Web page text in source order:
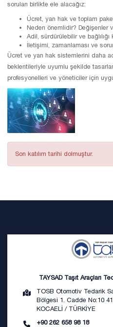
soruları birlikte ele alacağız:
Ücret, yan hak ve toplam
Neden önemlidir? Değişenler
Adil, sürdürülebilir ve bağlılığı
İletişimi, zamanlaması ve
Ücret ve yan hak sistemlerini daha
beklentileriyle uyumlu şekilde
profesyonelleri ve yöneticiler için
Son katılım tarihi dolmuştur.
TAYSAD Taşıt Araçları
TOSB Otomotiv Tedarik
Bölgesi 1. Cadde No:10
KOCAELİ / TÜRKİYE
+90 262 658 98 18